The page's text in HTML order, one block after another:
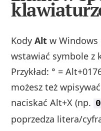
KodyAlt w Windows
wstawiać symbole z
Przykład: ° =
możesz też wpisywać
naciskać Alt+X (np.
poprzedza litera/